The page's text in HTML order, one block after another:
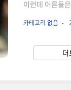
이런데 어른들
마트폰 교육인
집 완료 시 마
용: 스마트폰
카테고리 없음
더